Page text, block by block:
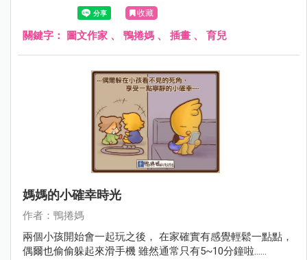
收藏
關鍵字： 圖文作家 、 鴨捲媽 、 插畫 、 育兒
媽媽的小確幸時光
作者：鴨捲媽
兩個小孩開始會一起玩之後， 在家確實有感覺輕鬆一點點，
偶爾也偷偷躲起來滑手機 雖然通常只有5~10分鐘啦......